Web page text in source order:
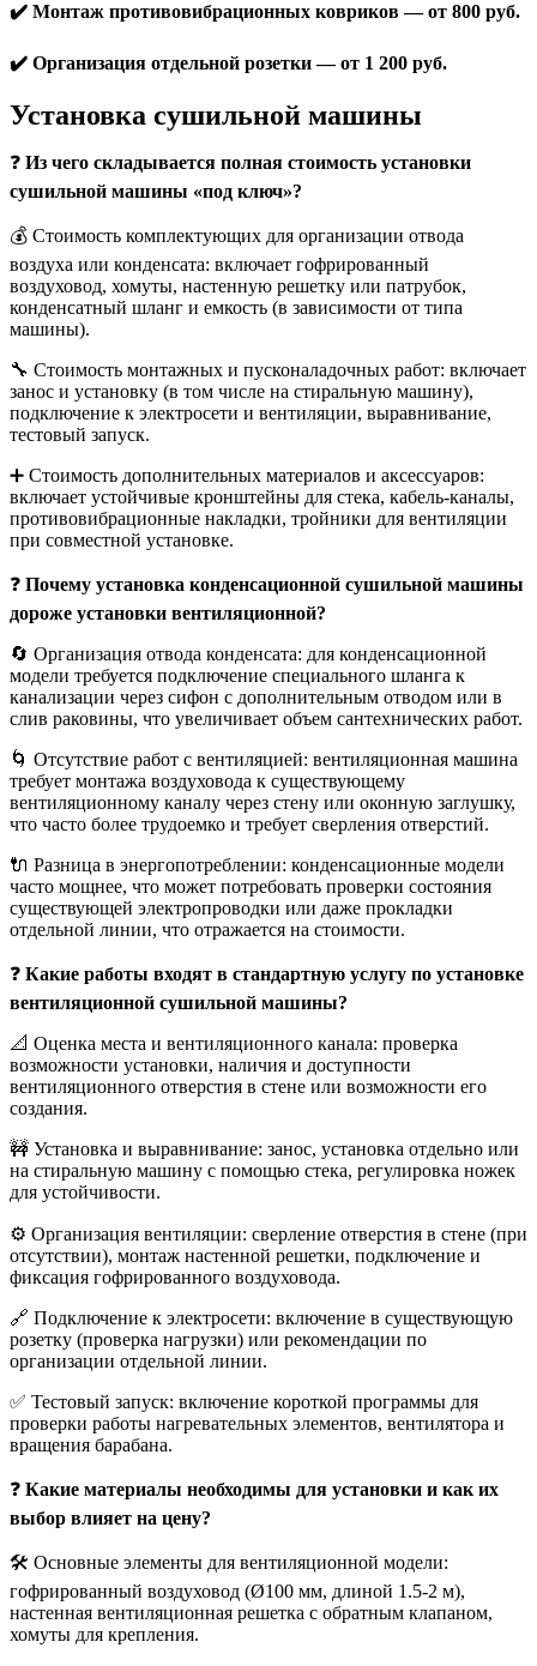
✔️ Монтаж противовибрационных ковриков — от 800 руб.
✔️ Организация отдельной розетки — от 1 200 руб.
Установка сушильной машины
❓ Из чего складывается полная стоимость установки
сушильной машины «под ключ»?
💰 Стоимость комплектующих для организации отвода
воздуха или конденсата: включает гофрированный
воздуховод, хомуты, настенную решетку или патрубок,
конденсатный шланг и емкость (в зависимости от типа
машины).
🔧 Стоимость монтажных и пусконаладочных работ: включает
занос и установку (в том числе на стиральную машину),
подключение к электросети и вентиляции, выравнивание,
тестовый запуск.
➕ Стоимость дополнительных материалов и аксессуаров:
включает устойчивые кронштейны для стека, кабель-каналы,
противовибрационные накладки, тройники для вентиляции
при совместной установке.
❓ Почему установка конденсационной сушильной машины
дороже установки вентиляционной?
🔄 Организация отвода конденсата: для конденсационной
модели требуется подключение специального шланга к
канализации через сифон с дополнительным отводом или в
слив раковины, что увеличивает объем сантехнических работ.
🌀 Отсутствие работ с вентиляцией: вентиляционная машина
требует монтажа воздуховода к существующему
вентиляционному каналу через стену или оконную заглушку,
что часто более трудоемко и требует сверления отверстий.
🔌 Разница в энергопотреблении: конденсационные модели
часто мощнее, что может потребовать проверки состояния
существующей электропроводки или даже прокладки
отдельной линии, что отражается на стоимости.
❓ Какие работы входят в стандартную услугу по установке
вентиляционной сушильной машины?
📐 Оценка места и вентиляционного канала: проверка
возможности установки, наличия и доступности
вентиляционного отверстия в стене или возможности его
создания.
🚧 Установка и выравнивание: занос, установка отдельно или
на стиральную машину с помощью стека, регулировка ножек
для устойчивости.
⚙️ Организация вентиляции: сверление отверстия в стене (при
отсутствии), монтаж настенной решетки, подключение и
фиксация гофрированного воздуховода.
🔗 Подключение к электросети: включение в существующую
розетку (проверка нагрузки) или рекомендации по
организации отдельной линии.
✅ Тестовый запуск: включение короткой программы для
проверки работы нагревательных элементов, вентилятора и
вращения барабана.
❓ Какие материалы необходимы для установки и как их
выбор влияет на цену?
🛠️ Основные элементы для вентиляционной модели:
гофрированный воздуховод (Ø100 мм, длиной 1.5-2 м),
настенная вентиляционная решетка с обратным клапаном,
хомуты для крепления.